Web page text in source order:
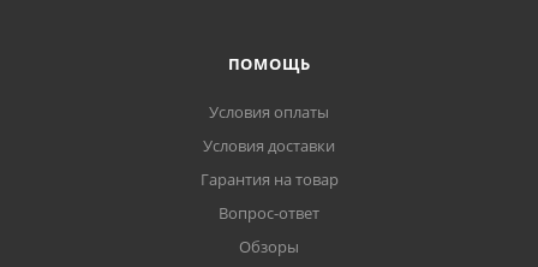
ПОМОЩЬ
Условия оплаты
Условия доставки
Гарантия на товар
Вопрос-ответ
Обзоры